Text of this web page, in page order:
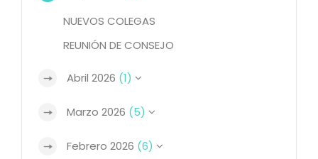
NUEVOS COLEGAS
REUNIÓN DE CONSEJO
Abril 2026 (1)
Marzo 2026 (5)
Febrero 2026 (6)